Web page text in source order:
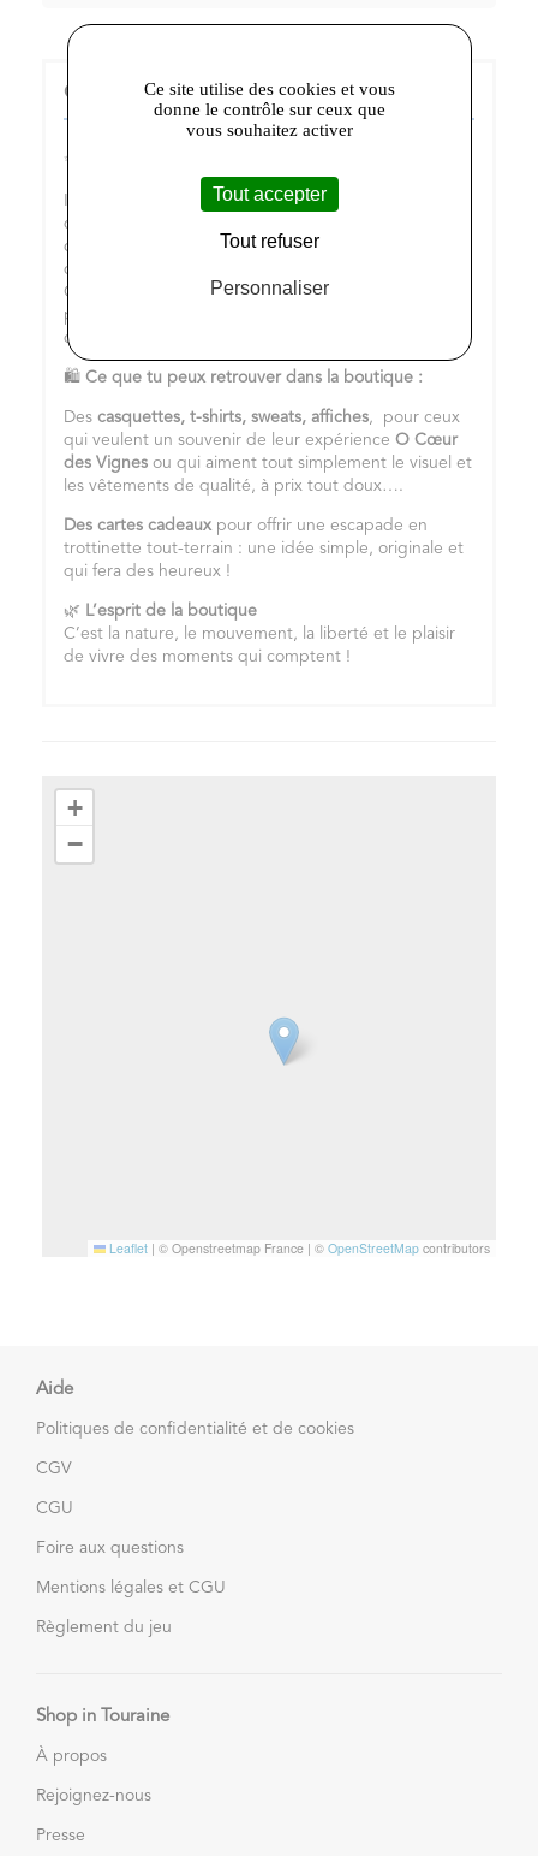
O Coeur des Vignes :
✨
Ici, tu trouves bien plus que des produits : tu
découvres un univers entier, authentique et un peu
décalé, à l’image notre lieu et des balades atypiques
que nous proposons dans les vignes en Touraine.
Que ce soit pour le plaisir ou pour offrir, tout est
pensé pour prolonger l’expérience nature, liberté et
découverte.
🛍️ Ce que tu peux retrouver dans la boutique :
Des casquettes, t-shirts, sweats, affiches, pour ceux
qui veulent un souvenir de leur expérience O Cœur
des Vignes ou qui aiment tout simplement le visuel et
les vêtements de qualité, à prix tout doux….
Des cartes cadeauxpour offrir une escapade en
trottinette tout-terrain : une idée simple, originale et
qui fera des heureux !
🌿 L’esprit de la boutique
C’est la nature, le mouvement, la liberté et le plaisir
de vivre des moments qui comptent !
+
−
Leaflet | © Openstreetmap France | © OpenStreetMap contributors
Aide
Politiques de confidentialité et de cookies
CGV
CGU
Foire aux questions
Mentions légales et CGU
Règlement du jeu
Shop in Touraine
À propos
Rejoignez-nous
Presse
Ce site utilise des cookies et vous
donne le contrôle sur ceux que
vous souhaitez activer
Tout accepter
Tout refuser
Personnaliser